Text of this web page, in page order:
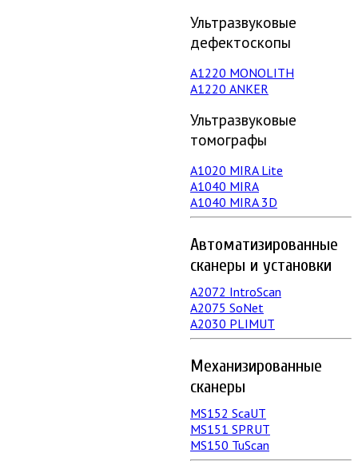
Ультразвуковые
дефектоскопы
А1220 MONOLITH
А1220 ANKER
Ультразвуковые
томографы
A1020 MIRA Lite
А1040 MIRA
A1040 MIRA 3D
Автоматизированные
сканеры и установки
А2072 IntroScan
А2075 SoNet
А2030 PLIMUT
Механизированные
сканеры
MS152 SсaUT
MS151 SPRUT
MS150 TuScan